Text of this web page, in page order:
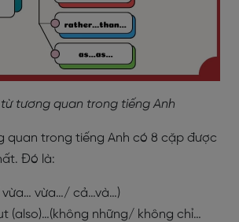
tương quan trong tiếng Anh
quan trong tiếng Anh có 8 cặp được
Đó là:
vừa… vừa…/ cả…và…)
(also)…(không những/ không chỉ…